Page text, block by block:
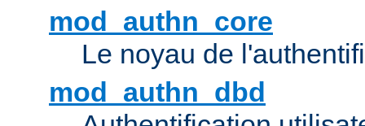
mod_authn_core
Le noyau de
mod_authn_dbd